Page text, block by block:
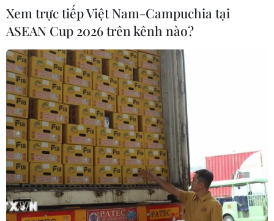
Người dân cả nước chia sẻ khó khăn với
miền Trung ruột thịt
20/10/2020 15:04
Nhiều địa phương, bộ, ngành và cơ quan trên cả nước
đã và đang tổ chức quyên góp và có những hoạt động
thiết thực để chia sẻ những khó khăn, thiệt hại to lớn do
bão lũ của người dân miền Trung.
Xem trực tiếp Việt Nam-Campuchia tại
ASEAN Cup 2026 trên kênh nào?